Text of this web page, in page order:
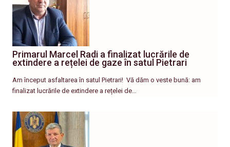
Primarul Marcel Radi a finalizat lucrările de
extindere a rețelei de gaze în satul Pietrari
Am început asfaltarea în satul Pietrari! ​ Vă dăm o veste bună: am
finalizat lucrările de extindere a rețelei de…